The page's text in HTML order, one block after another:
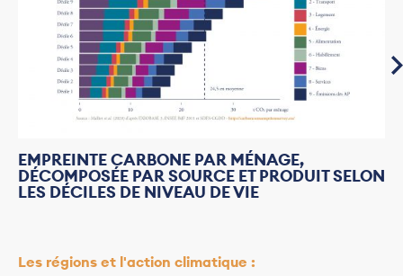
EMPREINTE CARBONE PAR MÉNAGE,
DÉCOMPOSÉE PAR SOURCE ET PRODUIT SELON
LES DÉCILES DE NIVEAU DE VIE
Les régions et l'action climatique :